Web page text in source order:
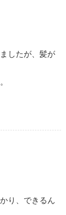
イロン操
をあて続け
温になる。
上に置く
の、
スチック
７０℃以下
の方、季
したが、髪が
り、できるん